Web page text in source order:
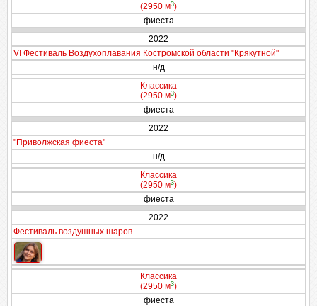
(2950 м3)
фиеста
2022
VI Фестиваль Воздухоплавания Костромской области "Крякутной"
н/д
Классика
(2950 м3)
фиеста
2022
"Приволжская фиеста"
н/д
Классика
(2950 м3)
фиеста
2022
Фестиваль воздушных шаров
Классика
(2950 м3)
фиеста